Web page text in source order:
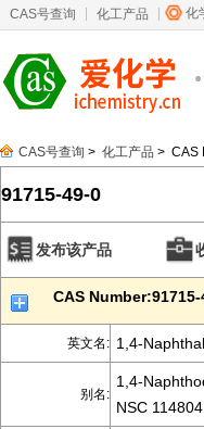
CAS号查询 化工产品 化
CAS号查询 > 化工产品 > CAS
91715-49-0
发布该产品
CAS Number:91715-
英文名: 1,4-
别名:
1,4-
NSC 114804